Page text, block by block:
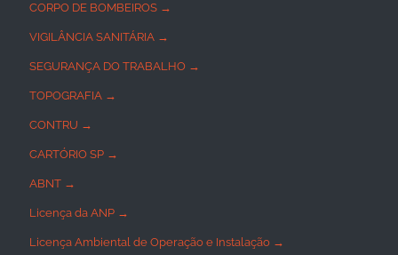
CORPO DE BOMBEIROS →
VIGILÂNCIA SANITÁRIA →
SEGURANÇA DO TRABALHO →
TOPOGRAFIA →
CONTRU →
CARTÓRIO SP →
ABNT →
Licença da ANP →
Licença Ambiental de Operação e Instalação →